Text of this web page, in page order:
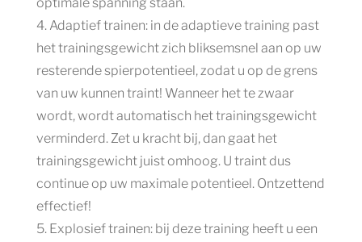
Adaptief trainen: in de adaptieve training past
het trainingsgewicht zich bliksemsnel aan op uw
resterende spierpotentieel, zodat u op de grens
van uw kunnen traint! Wanneer het te zwaar
wordt, wordt automatisch het trainingsgewicht
verminderd. Zet u kracht bij, dan gaat het
trainingsgewicht juist omhoog. U traint dus
continue op uw maximale potentieel. Ontzettend
effectief!
Explosief trainen: bij deze training heeft u een